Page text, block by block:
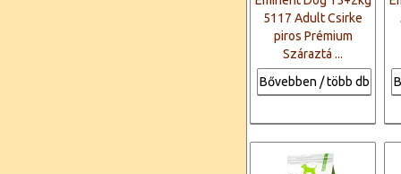
5117 Adult Csirke
piros Prémium
Száraztá ...
Bővebben / több db